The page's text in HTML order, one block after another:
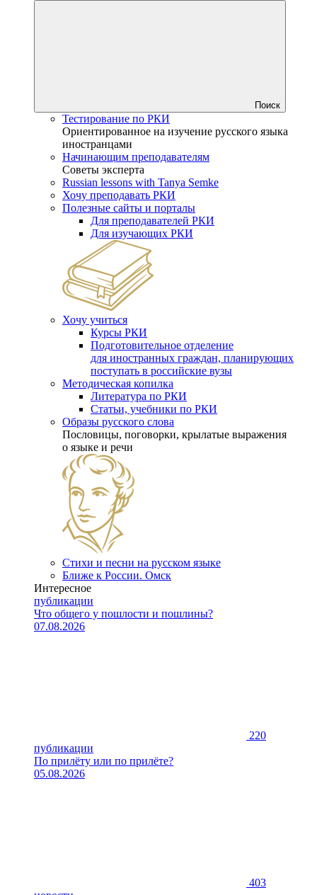
Поиск
Тестирование по РКИ
Ориентированное на изучение русского языка
иностранцами
Начинающим преподавателям
Советы эксперта
Russian lessons with Tanya Semke
Хочу преподавать РКИ
Полезные сайты и порталы
Для преподавателей РКИ
Для изучающих РКИ
Хочу учиться
Курсы РКИ
Подготовительное отделение
для иностранных граждан, планирующих
поступать в российские вузы
Методическая копилка
Литература по РКИ
Статьи, учебники по РКИ
Образы русского слова
Пословицы, поговорки, крылатые выражения
о языке и речи
Стихи и песни на русском языке
Ближе к России. Омск
Интересное
публикации
Что общего у пошлости и пошлины?
07.08.2026
220
публикации
По прилёту или по прилёте?
05.08.2026
403